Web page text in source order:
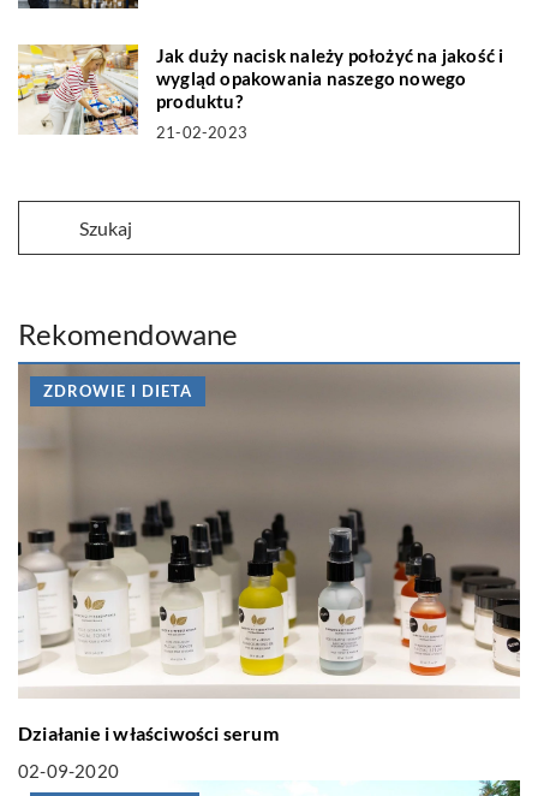
Jak duży nacisk należy położyć na jakość i
wygląd opakowania naszego nowego
produktu?
21-02-2023
Rekomendowane
ZDROWIE I DIETA
Działanie i właściwości serum
02-09-2020